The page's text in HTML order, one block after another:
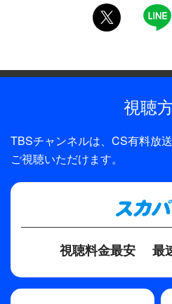
（TBSアナウンサー）
制作
TBS
プロデューサー
内藤宏之、今野徹（イースト）
ディレクター・監督
今野徹（イースト）
twitter
視聴
TBSチャンネルは、CS有料放
ご視聴いただけます。
視聴料金最安 最